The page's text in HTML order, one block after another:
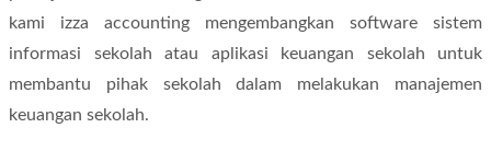
kami izza accounting mengembangkan software sistem
informasi sekolah atau aplikasi keuangan sekolah untuk
membantu pihak sekolah dalam melakukan manajemen
keuangan sekolah.